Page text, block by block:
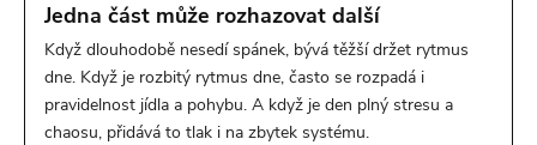
Jedna část může rozhazovat další
Když dlouhodobě nesedí spánek, bývá těžší držet rytmus
dne. Když je rozbitý rytmus dne, často se rozpadá i
pravidelnost jídla a pohybu. A když je den plný stresu a
chaosu, přidává to tlak i na zbytek systému.